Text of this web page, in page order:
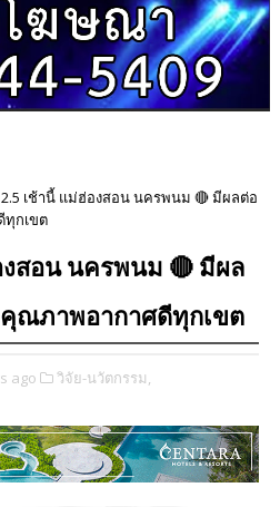
2.5 เช้านี้ แม่ฮ่องสอน นครพนม 🔴 มีผลต่อ
กเขต
งสอน นครพนม 🔴 มีผล
ณภาพอากาศดีทุกเขต
ago วิจัย-นวัตกรรม,